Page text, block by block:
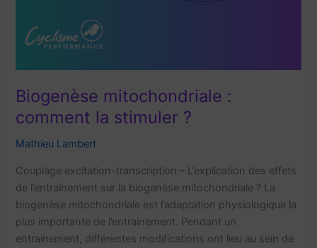
Biogenèse mitochondriale :
comment la stimuler ?
Mathieu Lambert
Couplage excitation-transcription – L’explication des effets
de l’entraînement sur la biogenèse mitochondriale ? La
biogenèse mitochondriale est l’adaptation physiologique la
plus importante de l’entrainement. Pendant un
entrainement, différentes modifications ont lieu au sein de